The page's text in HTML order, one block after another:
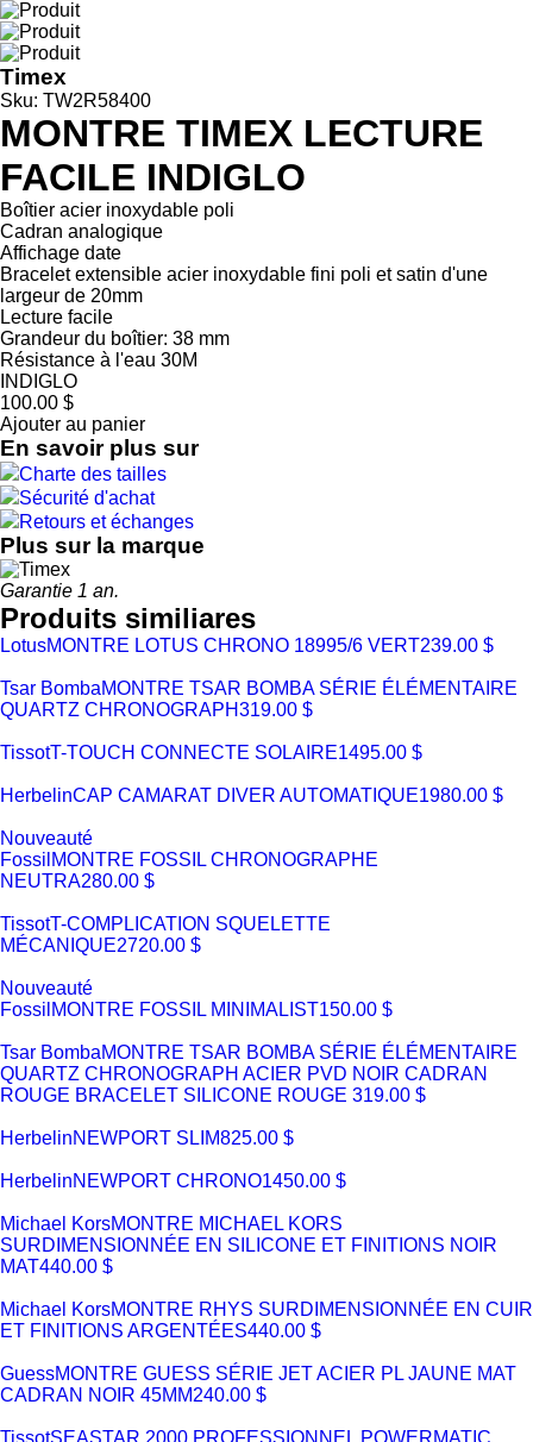
Timex
Sku: TW2R58400
MONTRE TIMEX LECTURE
FACILE INDIGLO
Boîtier acier inoxydable poli
Cadran analogique
Affichage date
Bracelet extensible acier inoxydable fini poli et satin d'une
largeur de 20mm
Lecture facile
Grandeur du boîtier: 38 mm
Résistance à l'eau 30M
INDIGLO
100.00 $
Ajouter au panier
En savoir plus sur
Charte des tailles
Sécurité d'achat
Retours et échanges
Plus sur la marque
Garantie 1 an.
Produits similiares
LotusMONTRE LOTUS CHRONO 18995/6 VERT239.00 $
Tsar BombaMONTRE TSAR BOMBA SÉRIE ÉLÉMENTAIRE
QUARTZ CHRONOGRAPH319.00 $
TissotT-TOUCH CONNECTE SOLAIRE1495.00 $
HerbelinCAP CAMARAT DIVER AUTOMATIQUE1980.00 $
Nouveauté
Fossil MONTRE FOSSIL CHRONOGRAPHE
NEUTRA280.00 $
TissotT-COMPLICATION SQUELETTE
MÉCANIQUE2720.00 $
Nouveauté
Fossil MONTRE FOSSIL MINIMALIST150.00 $
Tsar BombaMONTRE TSAR BOMBA SÉRIE ÉLÉMENTAIRE
QUARTZ CHRONOGRAPH ACIER PVD NOIR CADRAN
ROUGE BRACELET SILICONE ROUGE 319.00 $
HerbelinNEWPORT SLIM825.00 $
HerbelinNEWPORT CHRONO1450.00 $
Michael KorsMONTRE MICHAEL KORS
SURDIMENSIONNÉE EN SILICONE ET FINITIONS NOIR
MAT440.00 $
Michael KorsMONTRE RHYS SURDIMENSIONNÉE EN CUIR
ET FINITIONS ARGENTÉES440.00 $
GuessMONTRE GUESS SÉRIE JET ACIER PL JAUNE MAT
CADRAN NOIR 45MM240.00 $
TissotSEASTAR 2000 PROFESSIONNEL POWERMATIC